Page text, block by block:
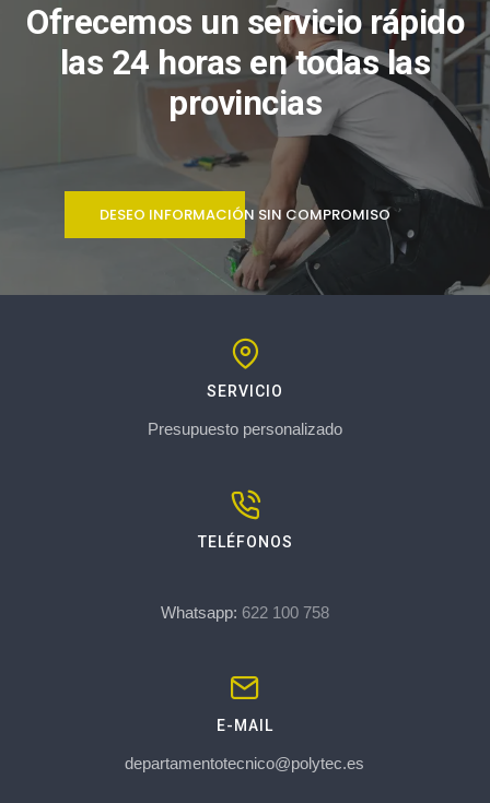
Ofrecemos un servicio rápido
las 24 horas en todas las
provincias
DESEO INFORMACIÓN SIN COMPROMISO
SERVICIO
Presupuesto personalizado
TELÉFONOS
Whatsapp: 622 100 758
E-MAIL
departamentotecnico@polytec.es